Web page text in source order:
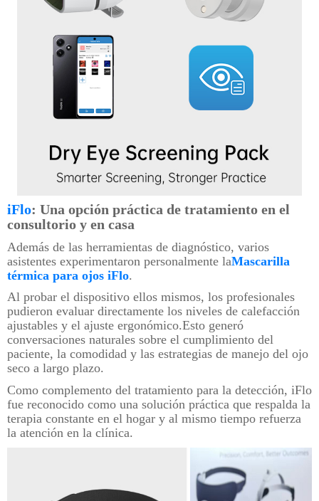
iFlo: Una opción práctica de tratamiento en el
consultorio y en casa
Además de las herramientas de diagnóstico, varios
asistentes experimentaron personalmente laMascarilla
térmica para ojos iFlo.
Al probar el dispositivo ellos mismos, los profesionales
pudieron evaluar directamente los niveles de calefacción
ajustables y el ajuste ergonómico.Esto generó
conversaciones naturales sobre el cumplimiento del
paciente, la comodidad y las estrategias de manejo del ojo
seco a largo plazo.
Como complemento del tratamiento para la detección, iFlo
fue reconocido como una solución práctica que respalda la
terapia constante en el hogar y al mismo tiempo refuerza
la atención en la clínica.